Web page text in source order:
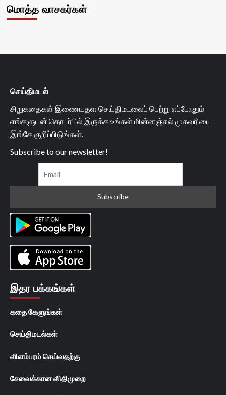
மொத்த வாசகர்கள்
செய்திமடல்
சிறுகதைகள் இணையதள செய்திமடலைப் பெற்று எப்போதும்
எங்களுடன் தொடர்பில் இருக்க உங்கள் மின்னஞ்சல் முகவரியை
இங்கே குறிப்பிடுங்கள்.
Subscribe to our newsletter!
இதர பக்கங்கள்
கதை கேளுங்கள்
செய்திமடல்கள்
விளம்பரம் செய்வதற்கு
சேவைக்கான விதிமுறை